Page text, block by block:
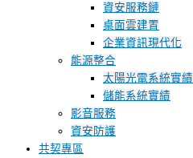
資安服務鏈
桌面雲建置
企業資訊現代化
能源整合
太陽光電系統實績
儲能系統實績
影音服務
資安防護
共契專區